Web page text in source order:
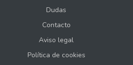
Dudas
Contacto
Aviso legal
Política de cookies